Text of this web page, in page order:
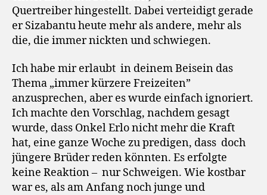
Quertreiber hingestellt. Dabei verteidigt gerade
er Sizabantu heute mehr als andere, mehr als
die, die immer nickten und schwiegen.
Ich habe mir erlaubt in deinem Beisein das
Thema „immer kürzere Freizeiten”
anzusprechen, aber es wurde einfach ignoriert.
Ich machte den Vorschlag, nachdem gesagt
wurde, dass Onkel Erlo nicht mehr die Kraft
hat, eine ganze Woche zu predigen, dass doch
jüngere Brüder reden könnten. Es erfolgte
keine Reaktion – nur Schweigen. Wie kostbar
war es, als am Anfang noch junge und